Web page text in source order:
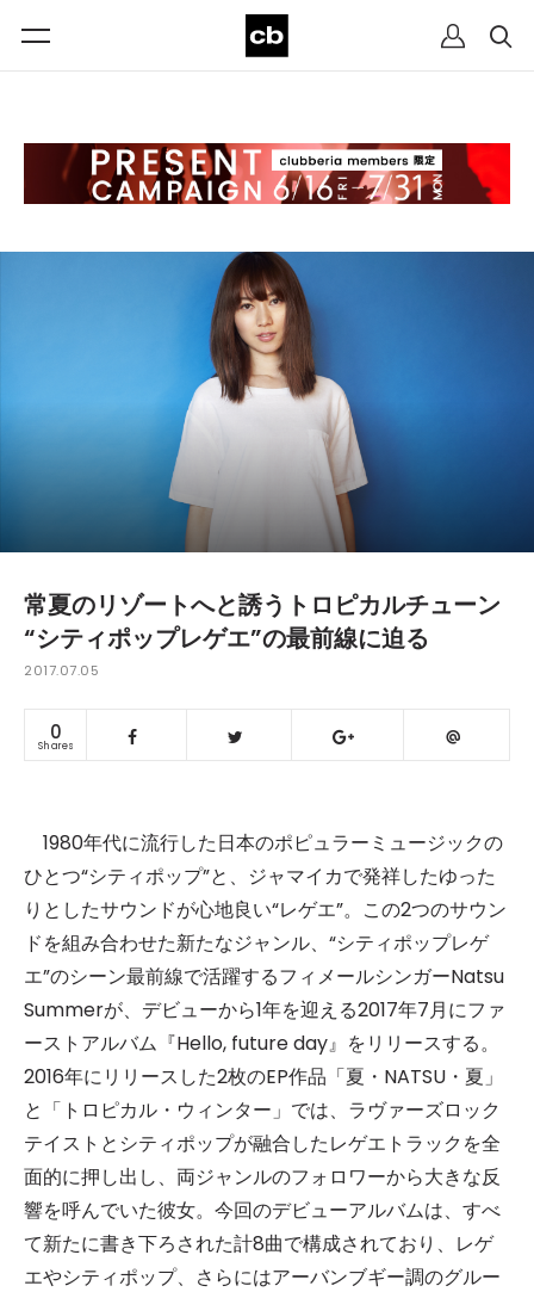
常夏のリゾートへと誘うトロピカルチューン
“シティポップレゲエ”の最前線に迫る
2017.07.05
0
Shares
1980年代に流行した日本のポピュラーミュージックの
ひとつ“シティポップ”と、ジャマイカで発祥したゆった
りとしたサウンドが心地良い“レゲエ”。この2つのサウン
ドを組み合わせた新たなジャンル、“シティポップレゲ
エ”のシーン最前線で活躍するフィメールシンガーNatsu
Summerが、デビューから1年を迎える2017年7月にファ
ーストアルバム『Hello, future day』をリリースする。
2016年にリリースした2枚のEP作品「夏・NATSU・夏」
と「トロピカル・ウィンター」では、ラヴァーズロック
テイストとシティポップが融合したレゲエトラックを全
面的に押し出し、両ジャンルのフォロワーから大きな反
響を呼んでいた彼女。今回のデビューアルバムは、すべ
て新たに書き下ろされた計8曲で構成されており、レゲ
エやシティポップ、さらにはアーバンブギー調のグルー